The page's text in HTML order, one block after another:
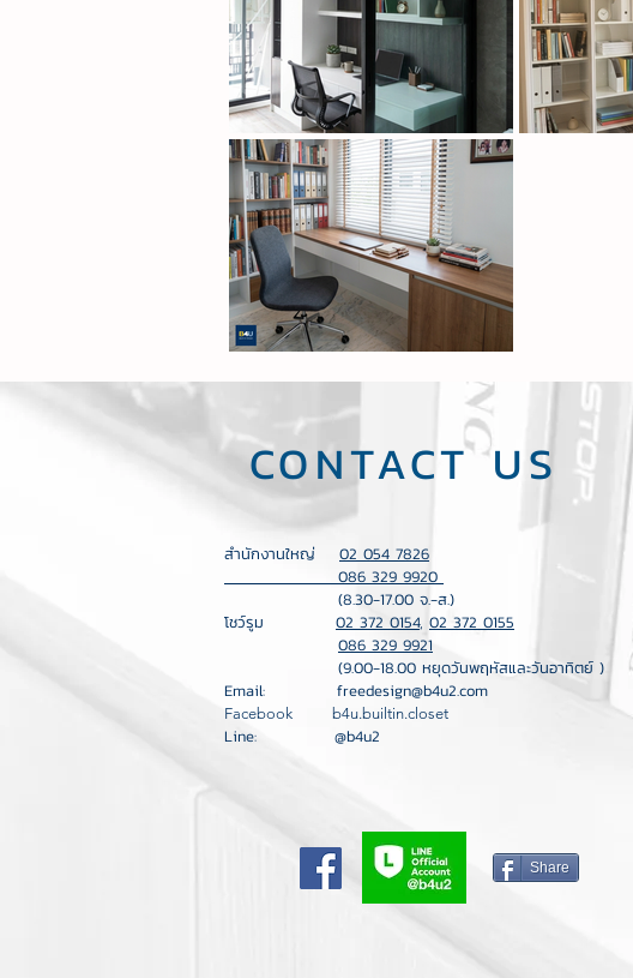
CONTACT US
สำนักงานใหญ่ 02 054 7826
086 329 9920
(8.30-17.00 จ.-ส.)
โชว์รูม 02 372 0154, 02 372 0155
086 329 9921
(9.00-18.00 หยุดวันพฤหัสและวันอาทิตย์ )
Email: freedesign@b4u2.com
Facebook b4u.builtin.closet
Line: @b4u2
Share